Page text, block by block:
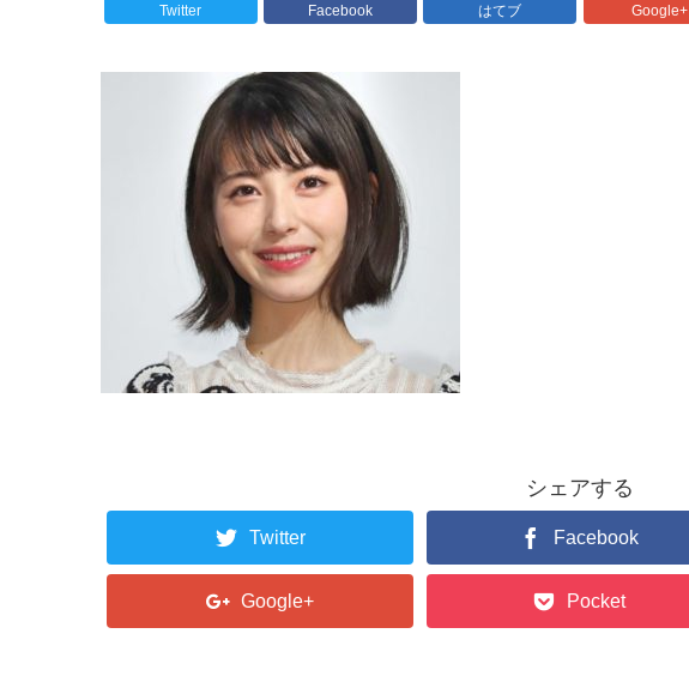
Twitter Facebook はてブ Google+
シェアする
Twitter Facebook
Google+ Pocket